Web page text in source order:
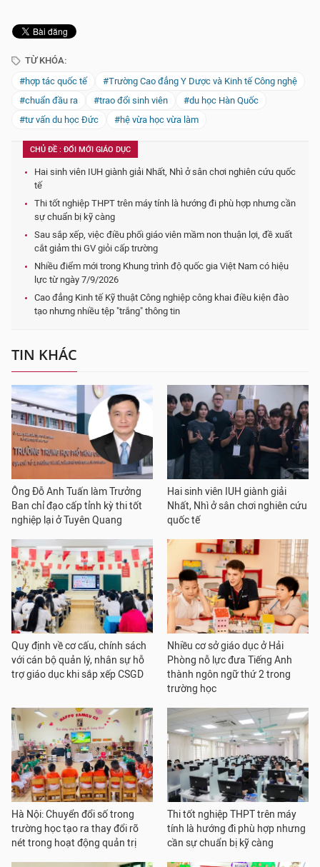
TỪ KHÓA:
#hợp tác quốc tế
#Trường Cao đẳng Y Dược và Kinh tế Công nghệ
#chuẩn đầu ra
#trao đổi sinh viên
#du học Hàn Quốc
#tư vấn du học Đức
#hệ vừa học vừa làm
CHỦ ĐỀ : ĐỔI MỚI GIÁO DỤC
Hai sinh viên IUH giành giải Nhất, Nhì ở sân chơi nghiên cứu quốc
tế
Thi tốt nghiệp THPT trên máy tính là hướng đi phù hợp nhưng cần
sự chuẩn bị kỹ càng
Sau sắp xếp, việc điều phối giáo viên mầm non thuận lợi, đề xuất
cắt giảm thi GV giỏi cấp trường
Nhiều điểm mới trong Khung trình độ quốc gia Việt Nam có hiệu
lực từ ngày 7/9/2026
Cao đẳng Kinh tế Kỹ thuật Công nghiệp công khai điều kiện đào
tạo nhưng nhiều tệp "trắng" thông tin
TIN KHÁC
Ông Đỗ Anh Tuấn làm Trưởng
Ban chỉ đạo cấp tỉnh kỳ thi tốt
nghiệp lại ở Tuyên Quang
Hai sinh viên IUH giành giải
Nhất, Nhì ở sân chơi nghiên cứu
quốc tế
Quy định về cơ cấu, chính sách
với cán bộ quản lý, nhân sự hỗ
trợ giáo dục khi sắp xếp CSGD
Nhiều cơ sở giáo dục ở Hải
Phòng nỗ lực đưa Tiếng Anh
thành ngôn ngữ thứ 2 trong
trường học
Hà Nội: Chuyển đổi số trong
trường học tạo ra thay đổi rõ
nét trong hoạt động quản trị
Thi tốt nghiệp THPT trên máy
tính là hướng đi phù hợp nhưng
cần sự chuẩn bị kỹ càng